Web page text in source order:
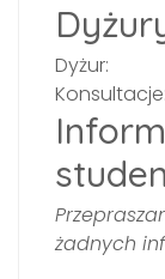
Dyżur:
Konsultacje:
żadnych